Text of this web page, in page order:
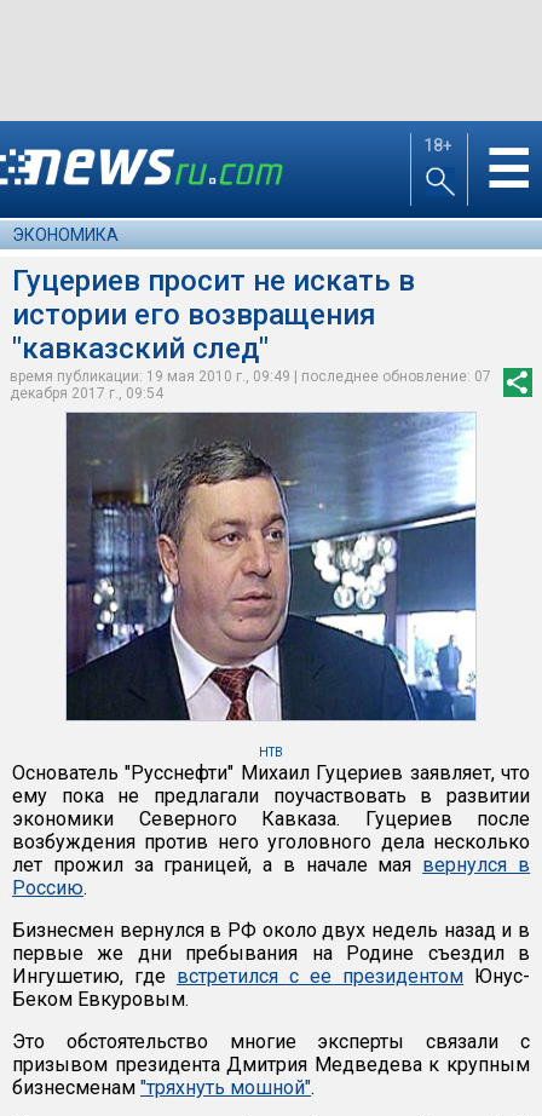
18+ ☰
ЭКОНОМИКА
Гуцериев просит не искать в
истории его возвращения
"кавказский след"
время публикации: 19 мая 2010 г., 09:49 | последнее обновление: 07
декабря 2017 г., 09:54
НТВ
Основатель "Русснефти" Михаил Гуцериев заявляет, что
ему пока не предлагали поучаствовать в развитии
экономики Северного Кавказа. Гуцериев после
возбуждения против него уголовного дела несколько
лет прожил за границей, а в начале мая вернулся в
Россию.
Бизнесмен вернулся в РФ около двух недель назад и в
первые же дни пребывания на Родине съездил в
Ингушетию, где встретился с ее президентом Юнус-
Беком Евкуровым.
Это обстоятельство многие эксперты связали с
призывом президента Дмитрия Медведева к крупным
бизнесменам "тряхнуть мошной".